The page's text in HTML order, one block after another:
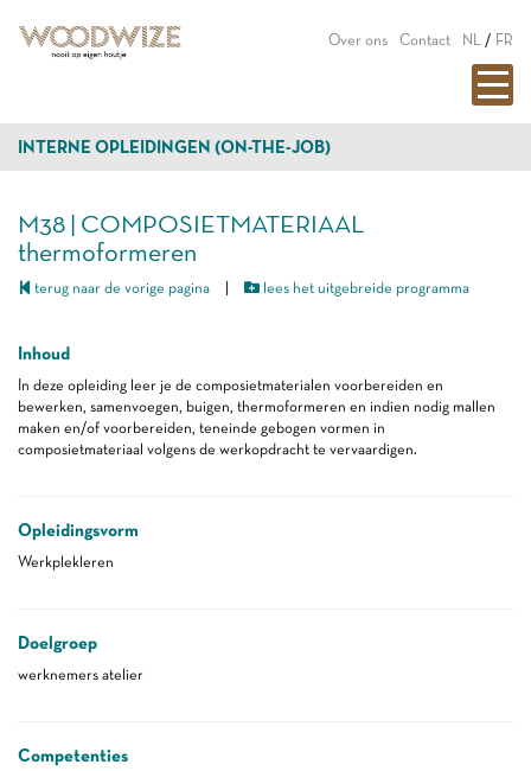
Over ons Contact NL / FR
INTERNE OPLEIDINGEN (ON-THE-JOB)
M38 | COMPOSIETMATERIAAL
thermoformeren
terug naar de vorige pagina lees het uitgebreide programma
Inhoud
In deze opleiding leer je de composietmaterialen voorbereiden en
bewerken, samenvoegen, buigen, thermoformeren en indien nodig mallen
maken en/of voorbereiden, teneinde gebogen vormen in
composietmateriaal volgens de werkopdracht te vervaardigen.
Opleidingsvorm
Werkplekleren
Doelgroep
werknemers atelier
Competenties